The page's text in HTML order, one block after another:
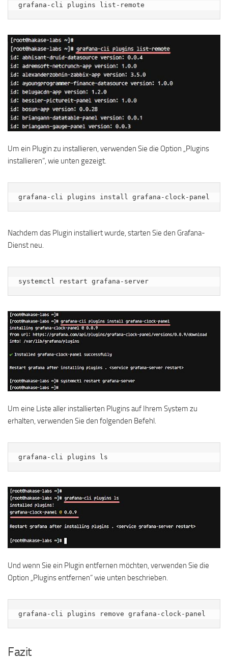
grafana-cli plugins list-remote
Um ein Plugin zu installieren, verwenden Sie die Option „Plugins
installieren“, wie unten gezeigt.
grafana-cli plugins install grafana-clock-panel
Nachdem das Plugin installiert wurde, starten Sie den Grafana-
Dienst neu.
systemctl restart grafana-server
Um eine Liste aller installierten Plugins auf Ihrem System zu
erhalten, verwenden Sie den folgenden Befehl.
grafana-cli plugins ls
Und wenn Sie ein Plugin entfernen möchten, verwenden Sie die
Option „Plugins entfernen“ wie unten beschrieben.
grafana-cli plugins remove grafana-clock-panel
Fazit